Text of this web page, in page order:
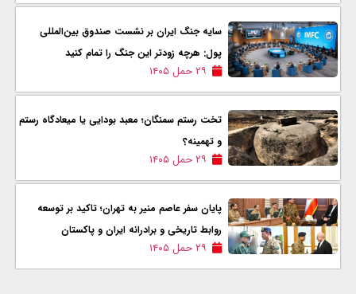
سایه جنگ ایران بر نشست صندوق بین‌المللی
پول: هرچه زودتر این جنگ را تمام کنید
۲۹ حمل ۱۴۰۵
تخت رستم سمنگان؛ معبد بودایی یا میعادگاه رستم
و تهمینه؟
۲۹ حمل ۱۴۰۵
پایان سفر عاصم منیر به تهران؛ تاکید بر توسعه
روابط تاریخی و برادرانه ایران و پاکستان
۲۹ حمل ۱۴۰۵